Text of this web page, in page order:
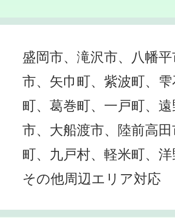
盛岡市、滝沢市、八幡
市、矢巾町、紫波町、
町、葛巻町、一戸町、
市、大船渡市、陸前高
町、九戸村、軽米町、洋
その他周辺エリア対応